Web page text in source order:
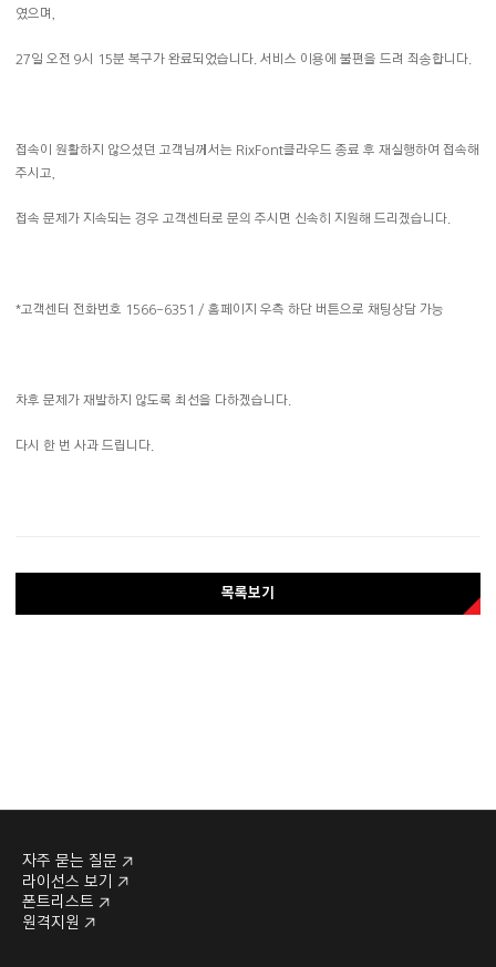
였으며,
27일 오전 9시 15분 복구가 완료되었습니다. 서비스 이용에 불편을 드려 죄송합니다.
접속이 원활하지 않으셨던 고객님께서는 RixFont클라우드 종료 후 재실행하여 접속해
주시고,
접속 문제가 지속되는 경우 고객센터로 문의 주시면 신속히 지원해 드리겠습니다.
*고객센터 전화번호 1566-6351 / 홈페이지 우측 하단 버튼으로 채팅상담 가능
차후 문제가 재발하지 않도록 최선을 다하겠습니다.
다시 한 번 사과 드립니다.
목록보기
자주 묻는 질문
라이선스 보기
폰트리스트
원격지원